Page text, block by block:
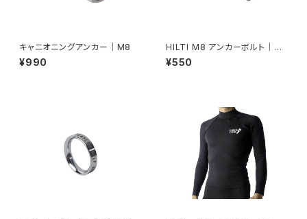
キャニオニングアンカー｜M8
¥990
HILTI M8 アンカーボルト｜SU
S316
¥550